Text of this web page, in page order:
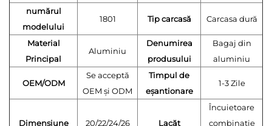
numărul
modelului
1801 Tip carcasă Carcasa dură
Material
Principal
Aluminiu
Denumirea
produsului
Bagaj din
aluminiu
OEM/ODM
Se acceptă
OEM și ODM
Timpul de
eșantionare
1-3 Zile
Dimensiune 20/22/24/26 Lacăt
Încuietoare
combinație